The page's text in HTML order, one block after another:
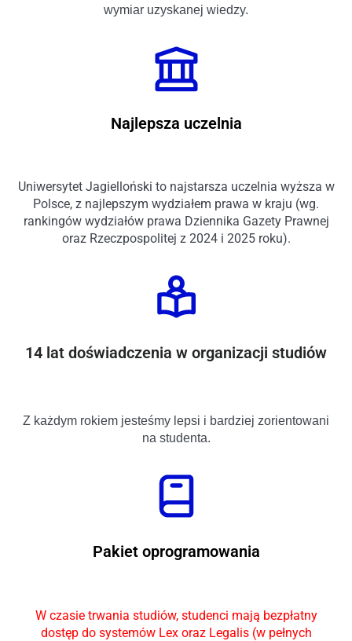
wymiar uzyskanej wiedzy.
Najlepsza uczelnia
Uniwersytet Jagielloński to najstarsza uczelnia wyższa w
Polsce, z najlepszym wydziałem prawa w kraju (wg.
rankingów wydziałów prawa Dziennika Gazety Prawnej
oraz Rzeczpospolitej z 2024 i 2025 roku).
14 lat doświadczenia w organizacji studiów
Z każdym rokiem jesteśmy lepsi i bardziej zorientowani
na studenta.
Pakiet oprogramowania
W czasie trwania studiów, studenci mają bezpłatny
dostęp do systemów Lex oraz Legalis (w pełnych